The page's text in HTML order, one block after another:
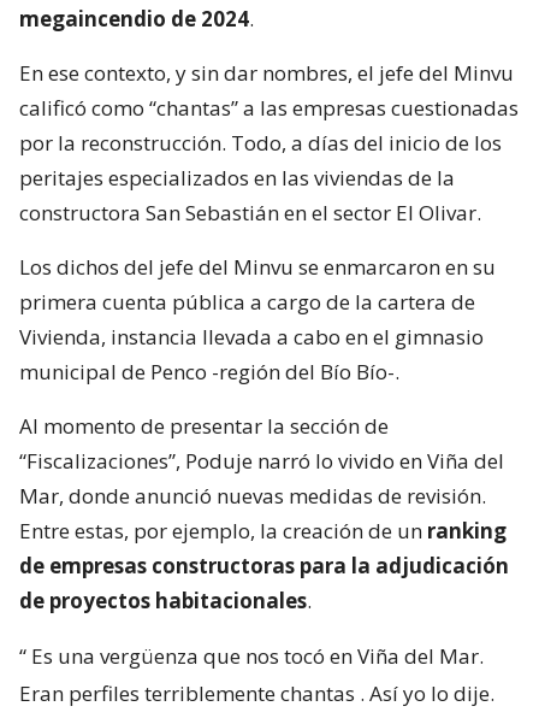
megaincendio de 2024.
En ese contexto, y sin dar nombres, el jefe del Minvu
calificó como “chantas” a las empresas cuestionadas
por la reconstrucción. Todo, a días del inicio de los
peritajes especializados en las viviendas de la
constructora San Sebastián en el sector El Olivar.
Los dichos del jefe del Minvu se enmarcaron en su
primera cuenta pública a cargo de la cartera de
Vivienda, instancia llevada a cabo en el gimnasio
municipal de Penco -región del Bío Bío-.
Al momento de presentar la sección de
“Fiscalizaciones”, Poduje narró lo vivido en Viña del
Mar, donde anunció nuevas medidas de revisión.
Entre estas, por ejemplo, la creación de un ranking
de empresas constructoras para la adjudicación
de proyectos habitacionales.
“ Es una vergüenza que nos tocó en Viña del Mar.
Eran perfiles terriblemente chantas . Así yo lo dije.